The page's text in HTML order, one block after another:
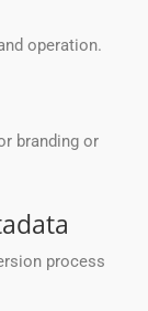
operation.
branding or
process